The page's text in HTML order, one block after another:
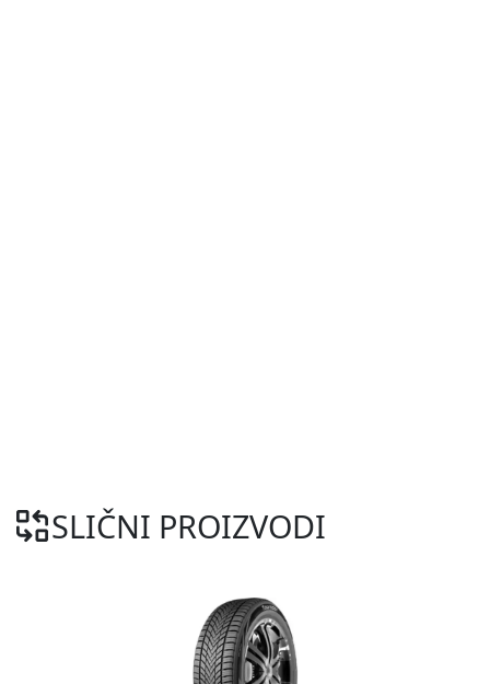
SLIČNI PROIZVODI